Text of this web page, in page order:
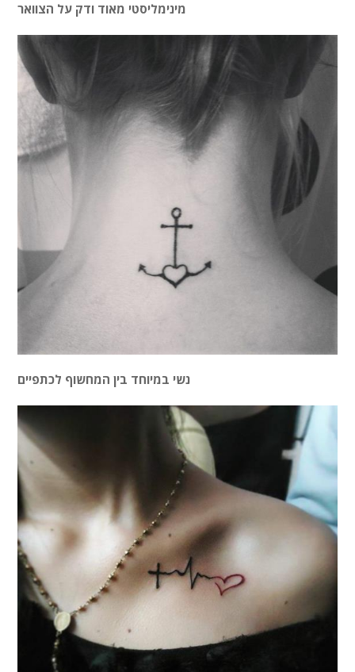
מינימליסטי מאוד ודק על הצוואר
נשי במיוחד בין המחשוף לכתפיים